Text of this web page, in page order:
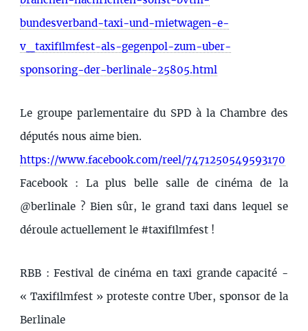
bundesverband-taxi-und-mietwagen-e-
v_taxifilmfest-als-gegenpol-zum-uber-
sponsoring-der-berlinale-25805.html
Le groupe parlementaire du SPD à la Chambre des
députés nous aime bien.
https://www.facebook.com/reel/7471250549593170
Facebook : La plus belle salle de cinéma de la
@berlinale ? Bien sûr, le grand taxi dans lequel se
déroule actuellement le #taxifilmfest !
RBB : Festival de cinéma en taxi grande capacité -
« Taxifilmfest » proteste contre Uber, sponsor de la
Berlinale